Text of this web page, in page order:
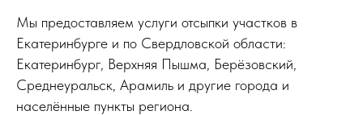
Мы предоставляем услуги отсыпки участков в
Екатеринбурге и по Свердловской области:
Екатеринбург, Верхняя Пышма, Берёзовский,
Среднеуральск, Арамиль и другие города и
населённые пункты региона.